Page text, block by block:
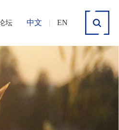
中文 | EN
坛